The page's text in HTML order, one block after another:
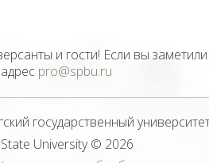
University© 2026
и гости! Если вы
pro@spbu.ru
государственный